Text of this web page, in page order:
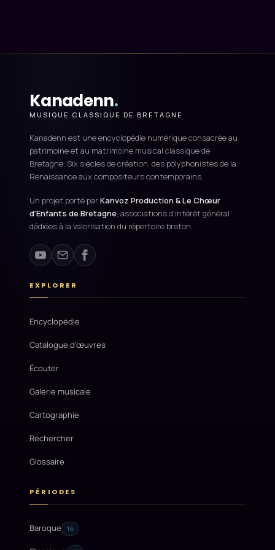
Kanadenn.
MUSIQUE CLASSIQUE DE BRETAGNE
Kanadenn est une encyclopédie numérique consacrée au
patrimoine et au matrimoine musical classique de
Bretagne. Six siècles de création, des polyphonistes de la
Renaissance aux compositeurs contemporains.
Un projet porté parKanvoz Production & Le Chœur
d'Enfants de Bretagne, associations d'intérêt général
dédiées à la valorisation du répertoire breton.
EXPLORER
Encyclopédie
Catalogue d'œuvres
Écouter
Galerie musicale
Cartographie
Rechercher
Glossaire
PÉRIODES
Baroque 16